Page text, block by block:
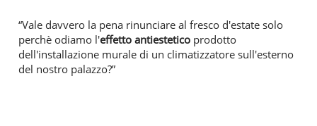
“Vale davvero la pena rinunciare al fresco d'estate solo
perchè odiamo l'effetto antiestetico prodotto
dell'installazione murale di un climatizzatore sull'esterno
del nostro palazzo?”